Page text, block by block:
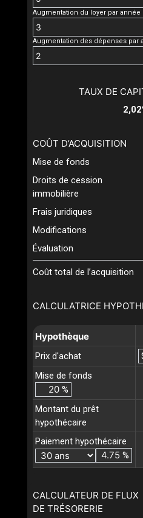
Augmentation du loyer par année
Augmentation des dépenses par
CALCULATRICE
Hypothèque
Prix d'achat
Mise de fonds
%
Montant du prêt
hypothécaire
Paiement hypothécaire
%
CALCULATEUR DE FLUX
DE TRÉSORERIE
TAUX DE
COÛT D’ACQUISITION
Mise de fonds
Droits de cession
immobilière
Frais juridiques
Modifications
Évaluation
Coût total de l’acquisition